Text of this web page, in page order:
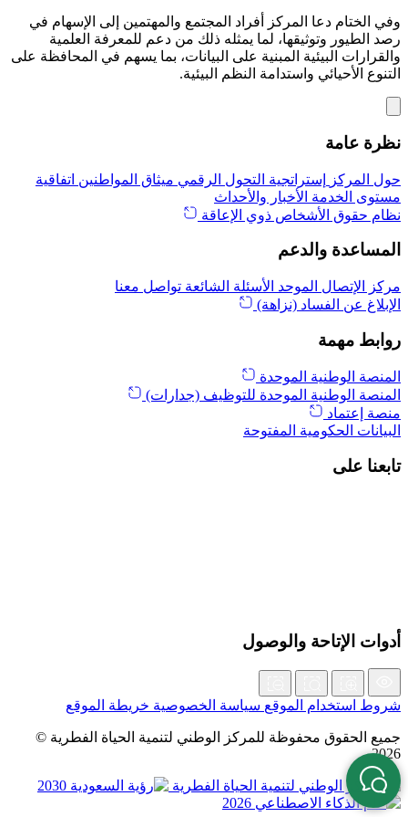
وفي الختام دعا المركز أفراد المجتمع والمهتمين إلى الإسهام في
رصد الطيور وتوثيقها، لما يمثله ذلك من دعم للمعرفة العلمية
والقرارات البيئية المبنية على البيانات، بما يسهم في المحافظة على
التنوع الأحيائي واستدامة النظم البيئية.
نظرة عامة
حول المركز إستراتجية التحول الرقمي ميثاق المواطنين اتفاقية
مستوى الخدمة الأخبار والأحداث
نظام حقوق الأشخاص ذوي الإعاقة
المساعدة والدعم
مركز الإتصال الموحد الأسئلة الشائعة تواصل معنا
الإبلاغ عن الفساد (نزاهة)
روابط مهمة
المنصة الوطنية الموحدة
المنصة الوطنية الموحدة للتوظيف (جدارات)
منصة إعتماد
البيانات الحكومية المفتوحة
تابعنا على
أدوات الإتاحة والوصول
شروط استخدام الموقع سياسة الخصوصية خريطة الموقع
جميع الحقوق محفوظة للمركز الوطني لتنمية الحياة الفطرية ©
2026